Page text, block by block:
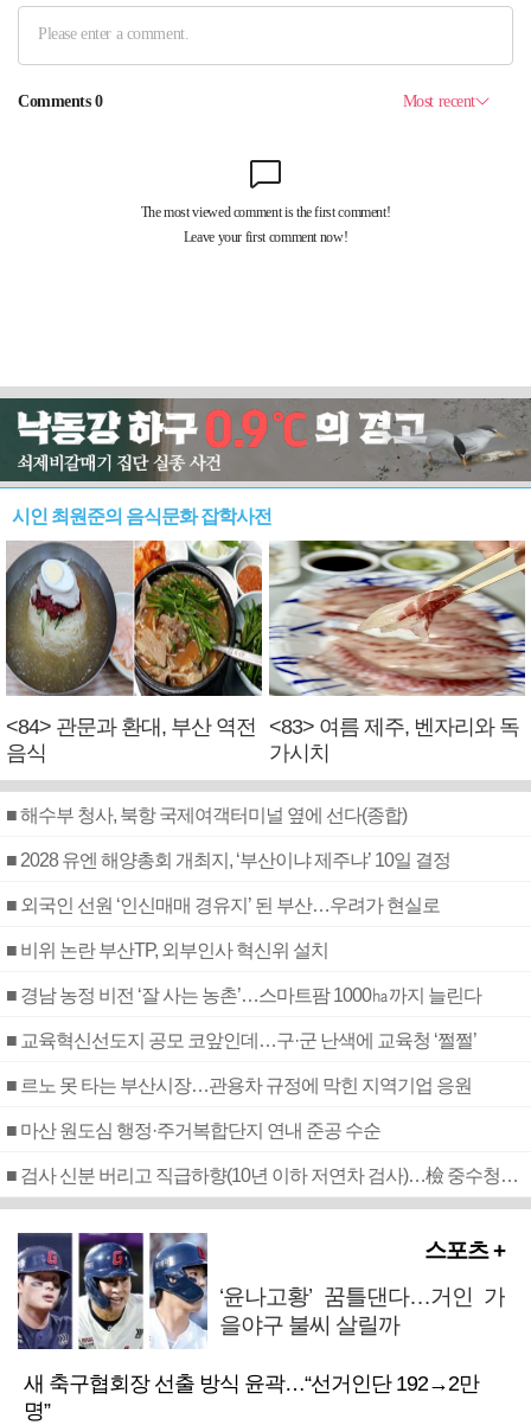
시인 최원준의 음식문화 잡학사전
<84> 관문과 환대, 부산 역전
음식
<83> 여름 제주, 벤자리와 독
가시치
■ 해수부 청사, 북항 국제여객터미널 옆에 선다(종합)
■ 2028 유엔 해양총회 개최지, ‘부산이냐 제주냐’ 10일 결정
■ 외국인 선원 ‘인신매매 경유지’ 된 부산…우려가 현실로
■ 비위 논란 부산TP, 외부인사 혁신위 설치
■ 경남 농정 비전 ‘잘 사는 농촌’…스마트팜 1000㏊까지 늘린다
■ 교육혁신선도지 공모 코앞인데…구·군 난색에 교육청 ‘쩔쩔’
■ 르노 못 타는 부산시장…관용차 규정에 막힌 지역기업 응원
■ 마산 원도심 행정·주거복합단지 연내 준공 수순
■ 검사 신분 버리고 직급하향(10년 이하 저연차 검사)…檢 중수청행 기피
스포츠 +
‘윤나고황’ 꿈틀댄다…거인 가
을야구 불씨 살릴까
새 축구협회장 선출 방식 윤곽…“선거인단 192→2만
명”